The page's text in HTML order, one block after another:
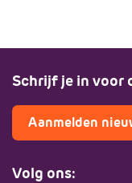
Schrijf je in voor
Aanmelden
Volg ons: